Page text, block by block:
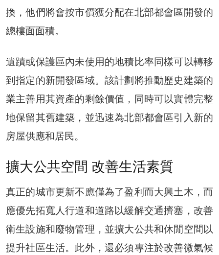
換，他們將會按市價獲分配在北部都會區開發的
總樓面面積。
遺蹟或保護區內未使用的地積比率同樣可以轉移
到指定的新開發區域。該計劃將推動歷史建築的
業主善用其資產的剩餘價值，同時可以實體完整
地保留其舊建築，並迅速為北部都會區引入新的
房屋供應和居民。
擴大公共空間 改善生活素質
真正的城市更新不應僅為了盈利而大興土木，而
應優先拓寬人行道和道路以緩解交通擠塞，改善
衛生設施和廢物管理，並擴大公共和休閒空間以
提升社區生活。此外，還必須專注於改善微氣候